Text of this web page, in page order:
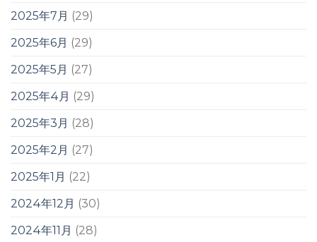
2025年7月 (29)
2025年6月 (29)
2025年5月 (27)
2025年4月 (29)
2025年3月 (28)
2025年2月 (27)
2025年1月 (22)
2024年12月 (30)
2024年11月 (28)